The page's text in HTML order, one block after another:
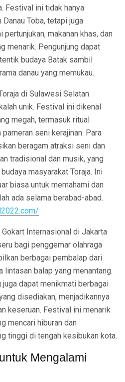
Festival ini tidak hanya
Toba, tetapi juga
makanan khas, dan
menarik. Pengunjung dapat
budaya Batak sambil
danau yang memukau.
di Sulawesi Selatan
unik. Festival ini dikenal
megah, termasuk ritual
seni kerajinan. Para
beragam atraksi seni dan
tradisional dan musik, yang
masyarakat Toraja. Ini
biasa untuk memahami dan
ada selama berabad-abad.
Internasional di Jakarta
bagi penggemar olahraga
berbagai pembalap dari
lintasan balap yang menantang.
juga dapat menikmati berbagai
disediakan, menjadikannya
keseruan. Festival ini menarik
mencari hiburan dan
tinggi di tengah kesibukan kota.
Mengalami